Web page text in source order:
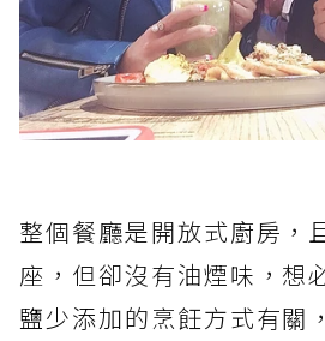
整個餐廳是開放式廚房，
座，但卻沒有油煙味，想
鹽少添加的烹飪方式有關